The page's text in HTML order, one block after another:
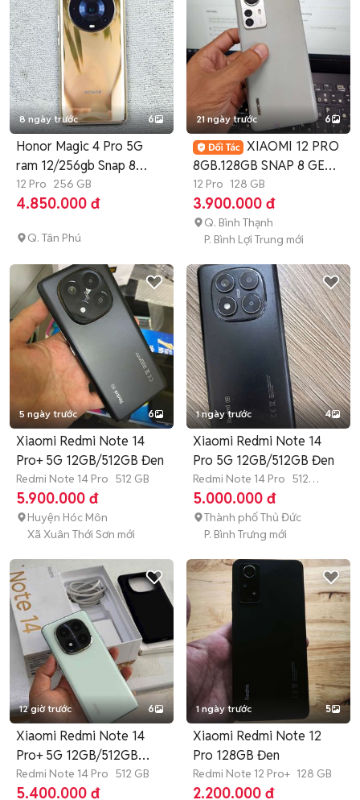
8 ngày trước 6
Honor Magic 4 Pro 5G
ram 12/256gb Snap 8
gen1 gl
12 Pro 256 GB
4.850.000 đ
Q. Tân Phú
21 ngày trước 6
XIAOMI 12 PRO
8GB.128GB SNAP 8 GEN
1 QTE FULL CN
12 Pro 128 GB
3.900.000 đ
Q. Bình Thạnh
P. Bình Lợi Trung mới
5 ngày trước 6
Xiaomi Redmi Note 14
Pro+ 5G 12GB/512GB Đen
Redmi Note 14 Pro 512 GB
5.900.000 đ
Huyện Hóc Môn
Xã Xuân Thới Sơn mới
1 ngày trước 4
Xiaomi Redmi Note 14
Pro 5G 12GB/512GB Đen
Redmi Note 14 Pro 512
GB 7-12 tháng
5.000.000 đ
Thành phố Thủ Đức
P. Bình Trưng mới
12 giờ trước 6
Xiaomi Redmi Note 14
Pro+ 5G 12GB/512GB
Xanh 98%
Redmi Note 14 Pro 512 GB
5.400.000 đ
1 ngày trước 5
Xiaomi Redmi Note 12
Pro 128GB Đen
Redmi Note 12 Pro+ 128 GB
2.200.000 đ